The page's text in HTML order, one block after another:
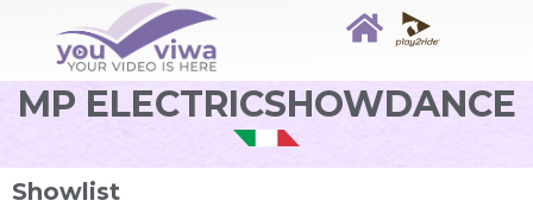
MP ELECTRICSHOWDANCE
Showlist